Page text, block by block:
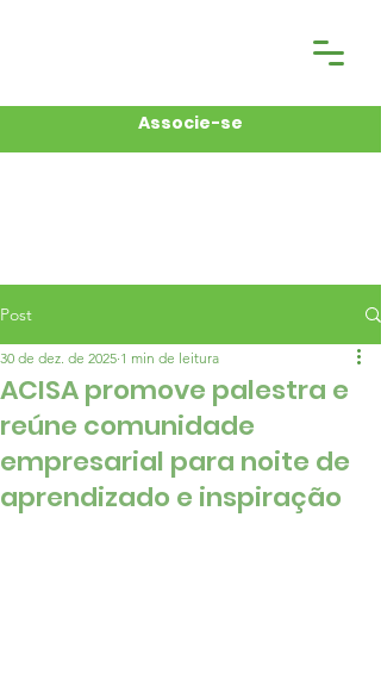
Associe-se
Post
ACISA promove palestra e
reúne comunidade
empresarial para noite de
aprendizado e inspiração
30 de dez. de 2025 1 min de leitura